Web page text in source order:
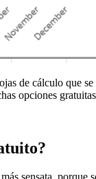
de cálculo que
opciones